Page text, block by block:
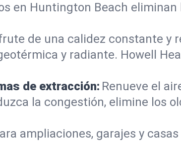
en Huntington Beach
de una calidez constante y
y radiante. Howell
de extracción: Renueve el
la congestión, elimine los
ampliaciones, garajes y